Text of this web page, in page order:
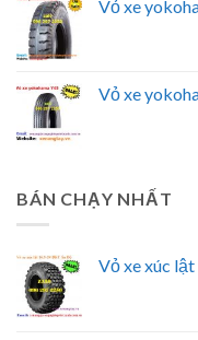
Vỏ xe
Vỏ xe
BÁN CHẠY NHẤT
Vỏ xe xúc